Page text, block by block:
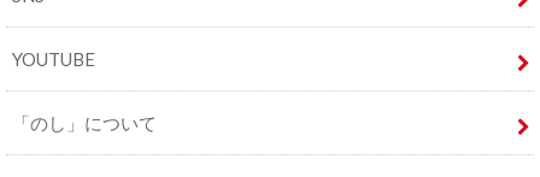
YOUTUBE
「のし」について